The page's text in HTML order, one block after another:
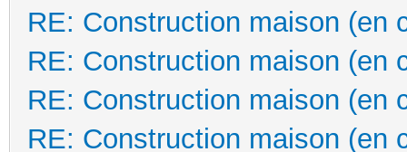
RE: Construction maison (en
RE: Construction maison (en
RE: Construction maison (en
RE: Construction maison (en